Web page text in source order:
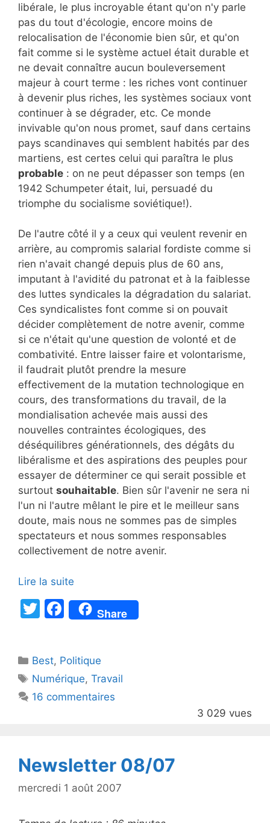
libérale, le plus incroyable étant qu'on n'y parle
pas du tout d'écologie, encore moins de
relocalisation de l'économie bien sûr, et qu'on
fait comme si le système actuel était durable et
ne devait connaître aucun bouleversement
majeur à court terme : les riches vont continuer
à devenir plus riches, les systèmes sociaux vont
continuer à se dégrader, etc. Ce monde
invivable qu'on nous promet, sauf dans certains
pays scandinaves qui semblent habités par des
martiens, est certes celui qui paraîtra le plus
probable : on ne peut dépasser son temps (en
1942 Schumpeter était, lui, persuadé du
triomphe du socialisme soviétique!).
De l'autre côté il y a ceux qui veulent revenir en
arrière, au compromis salarial fordiste comme si
rien n'avait changé depuis plus de 60 ans,
imputant à l'avidité du patronat et à la faiblesse
des luttes syndicales la dégradation du salariat.
Ces syndicalistes font comme si on pouvait
décider complètement de notre avenir, comme
si ce n'était qu'une question de volonté et de
combativité. Entre laisser faire et volontarisme,
il faudrait plutôt prendre la mesure
effectivement de la mutation technologique en
cours, des transformations du travail, de la
mondialisation achevée mais aussi des
nouvelles contraintes écologiques, des
déséquilibres générationnels, des dégâts du
libéralisme et des aspirations des peuples pour
essayer de déterminer ce qui serait possible et
surtout souhaitable. Bien sûr l'avenir ne sera ni
l'un ni l'autre mêlant le pire et le meilleur sans
doute, mais nous ne sommes pas de simples
spectateurs et nous sommes responsables
collectivement de notre avenir.
Lire la suite
T
er
F
a
e
b
o
Share
Catégories
Best, Politique
Étiquettes
Numérique,Travail
16 commentaires
3 029 vues
Newsletter 08/07
mercredi 1 août 2007